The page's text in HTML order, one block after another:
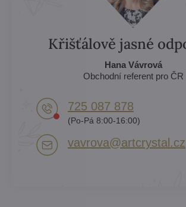
Křišťálově jasné
Hana Vávrová
Obchodní referent pro ČR
725 087 878​
(Po-Pá 8:00-16:00)
vavrova​@artcrystal​.cz